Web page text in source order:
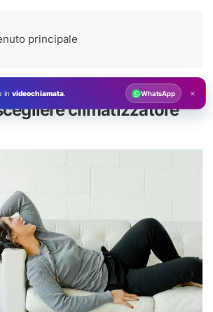
principale
climatizzatore
in videochiamata. WhatsApp ×